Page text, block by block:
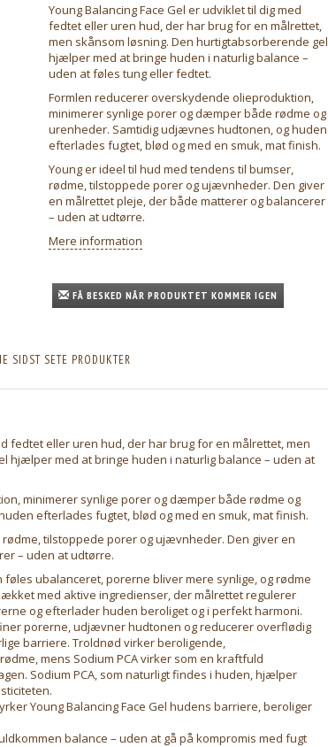
Young Balancing Face Gel er udviklet til dig med
fedtet eller uren hud, der har brug for en målrettet,
men skånsom løsning. Den hurtigtabsorberende gel
hjælper med at bringe huden i naturlig balance –
uden at føles tung eller fedtet.
Formlen reducerer overskydende olieproduktion,
minimerer synlige porer og dæmper både rødme og
urenheder. Samtidig udjævnes hudtonen, og huden
efterlades fugtet, blød og med en smuk, mat finish.
Young er ideel til hud med tendens til bumser,
rødme, tilstoppede porer og ujævnheder. Den giver
en målrettet pleje, der både matterer og balancerer
– uden at udtørre.
Mere information
FÅ BESKED NÅR PRODUKTET KOMMER IGEN
SIDST SETE PRODUKTER
fedtet eller uren hud, der har brug for en målrettet, men
hjælper med at bringe huden i naturlig balance – uden at
minimerer synlige porer og dæmper både rødme og
efterlades fugtet, blød og med en smuk, mat finish.
tilstoppede porer og ujævnheder. Den giver en
– uden at udtørre.
ubalanceret, porerne bliver mere synlige, og rødme
med aktive ingredienser, der målrettet regulerer
og efterlader huden beroliget og i perfekt harmoni.
porerne, udjævner hudtonen og reducerer overflødig
barriere. Troldnød virker beroligende,
mens Sodium PCA virker som en kraftfuld
Sodium PCA, som naturligt findes i huden, hjælper
Young Balancing Face Gel hudens barriere, beroliger
balance – uden at gå på kompromis med fugt